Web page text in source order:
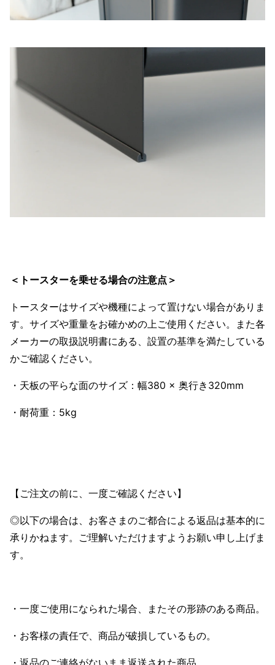
＜トースターを乗せる場合の注意点＞
トースターはサイズや機種によって置けない場合がありま
す。サイズや重量をお確かめの上ご使用ください。また各
メーカーの取扱説明書にある、設置の基準を満たしている
かご確認ください。
・天板の平らな面のサイズ：幅380 × 奥行き320mm
・耐荷重：5kg
【ご注文の前に、一度ご確認ください】
◎以下の場合は、お客さまのご都合による返品は基本的に
承りかねます。ご理解いただけますようお願い申し上げま
す。
・一度ご使用になられた場合、またその形跡のある商品。
・お客様の責任で、商品が破損しているもの。